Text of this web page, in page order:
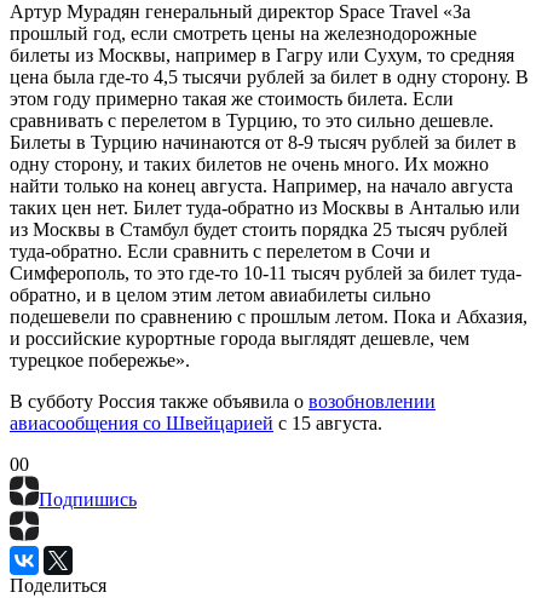
Артур Мурадян генеральный директор Space Travel «За
прошлый год, если смотреть цены на железнодорожные
билеты из Москвы, например в Гагру или Сухум, то средняя
цена была где-то 4,5 тысячи рублей за билет в одну сторону. В
этом году примерно такая же стоимость билета. Если
сравнивать с перелетом в Турцию, то это сильно дешевле.
Билеты в Турцию начинаются от 8-9 тысяч рублей за билет в
одну сторону, и таких билетов не очень много. Их можно
найти только на конец августа. Например, на начало августа
таких цен нет. Билет туда-обратно из Москвы в Анталью или
из Москвы в Стамбул будет стоить порядка 25 тысяч рублей
туда-обратно. Если сравнить с перелетом в Сочи и
Симферополь, то это где-то 10-11 тысяч рублей за билет туда-
обратно, и в целом этим летом авиабилеты сильно
подешевели по сравнению с прошлым летом. Пока и Абхазия,
и российские курортные города выглядят дешевле, чем
турецкое побережье».
В субботу Россия также объявила о возобновлении
авиасообщения со Швейцарией с 15 августа.
00
Подпишись
Поделиться